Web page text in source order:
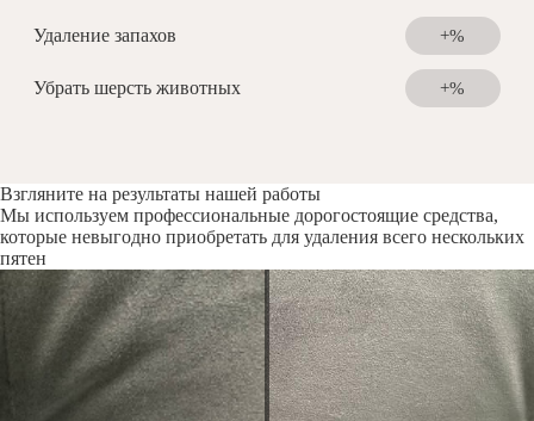
Удаление запахов +%
Убрать шерсть животных +%
Взгляните на результаты нашей работы
Мы используем профессиональные дорогостоящие средства,
которые невыгодно приобретать для удаления всего нескольких
пятен